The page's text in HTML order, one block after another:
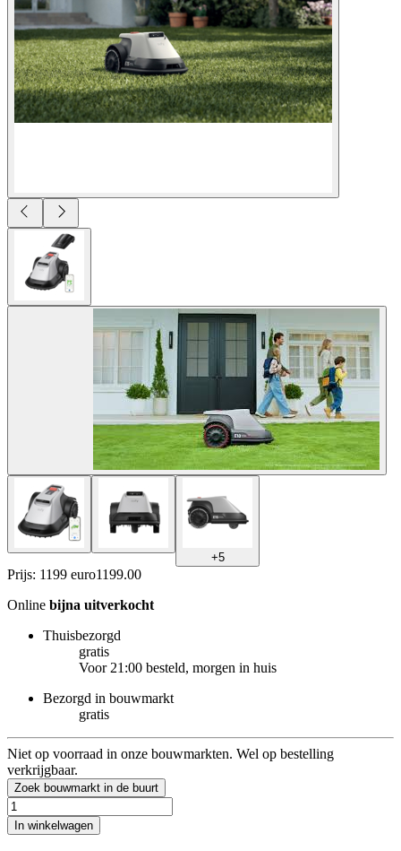
+5
Prijs: 1199 euro1199.00
Online bijna uitverkocht
Thuisbezorgd
gratis
Voor 21:00 besteld, morgen in huis
Bezorgd in bouwmarkt
gratis
Niet op voorraad in onze bouwmarkten. Wel op bestelling
verkrijgbaar.
Zoek bouwmarkt in de buurt
In winkelwagen